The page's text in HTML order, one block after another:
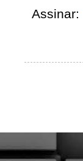
Assinar: